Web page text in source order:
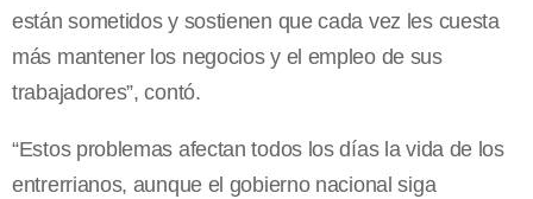
están sometidos y sostienen que cada vez les cuesta
más mantener los negocios y el empleo de sus
trabajadores”, contó.
“Estos problemas afectan todos los días la vida de los
entrerrianos, aunque el gobierno nacional siga